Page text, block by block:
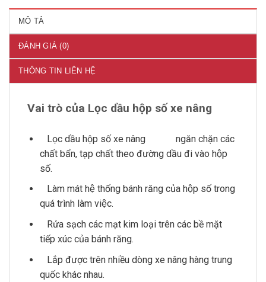
MÔ TẢ
ĐÁNH GIÁ (0)
THÔNG TIN LIÊN HỆ
Vai trò của Lọc dầu hộp số xe nâng
Lọc dầu hộp số xe nâng
ngăn chặn các
chất bẩn, tạp chất theo đường dầu đi vào hộp
số.
Làm mát hệ thống bánh răng của hộp số trong
quá trình làm việc.
Rửa sạch các mạt kim loại trên các bề mặt
tiếp xúc của bánh răng.
Lắp được trên nhiều dòng xe nâng hàng trung
quốc khác nhau.